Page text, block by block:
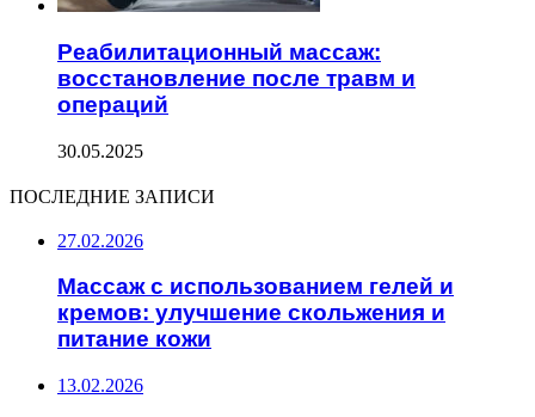
Реабилитационный массаж:
восстановление после травм и
операций
30.05.2025
ПОСЛЕДНИЕ ЗАПИСИ
27.02.2026
Массаж с использованием гелей и
кремов: улучшение скольжения и
питание кожи
13.02.2026